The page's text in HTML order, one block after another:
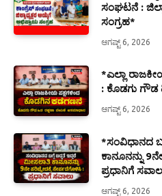
ಸಂಘಟನೆ :
ಸಂಗ್ರಹ*
ಆಗಷ್ಟ್ 6, 2026
*ಎಲ್ಲಾ
: ಕೊಡಗು ಗೌಡ
ಆಗಷ್ಟ್ 6, 2026
*ಸಂವಿಧಾನದ
ಕಾನೂನನ್ನು
ಪ್ರಧಾನಿಗೆ
ಆಗಷ್ಟ್ 6, 2026